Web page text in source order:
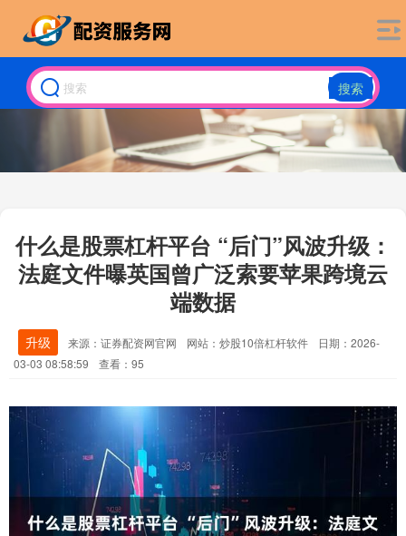
搜索
什么是股票杠杆平台 “后门”风波升级：
法庭文件曝英国曾广泛索要苹果跨境云
端数据
升级 来源：证券配资网官网 网站：炒股10倍杠杆软件
日期：2026-
03-03 08:58:59
查看：95